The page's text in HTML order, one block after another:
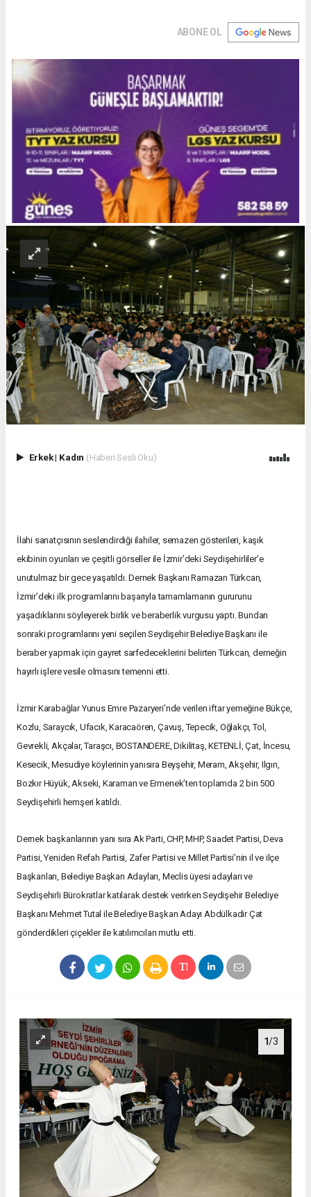
ABONE OL
Erkek| Kadın (Haberi Sesli Oku)
İlahi sanatçısının seslendirdiği ilahiler, semazen gösterileri, kaşık
ekibinin oyunları ve çeşitli görseller ile İzmir’deki Seydişehirliler’e
unutulmaz bir gece yaşatıldı. Dernek Başkanı Ramazan Türkcan,
İzmir’deki ilk programlarını başarıyla tamamlamanın gururunu
yaşadıklarını söyleyerek birlik ve beraberlik vurgusu yaptı. Bundan
sonraki programlarını yeni seçilen Seydişehir Belediye Başkanı ile
beraber yapmak için gayret sarfedeceklerini belirten Türkcan, derneğin
hayırlı işlere vesile olmasını temenni etti.
İzmir Karabağlar Yunus Emre Pazaryeri’nde verilen iftar yemeğine Bükçe,
Kozlu, Saraycık, Ufacık, Karacaören, Çavuş, Tepecik, Oğlakçı, Tol,
Gevrekli, Akçalar, Taraşcı, BOSTANDERE, Dikilitaş, KETENLİ, Çat, İncesu,
Kesecik, Mesudiye köylerinin yanısıra Beyşehir, Meram, Akşehir, Ilgın,
Bozkır Hüyük, Akseki, Karaman ve Ermenek’ten toplamda 2 bin 500
Seydişehirli hemşeri katıldı.
Dernek başkanlarının yanı sıra Ak Parti, CHP, MHP, Saadet Partisi, Deva
Partisi, Yeniden Refah Partisi, Zafer Partisi ve Millet Partisi’nin il ve ilçe
Başkanları, Belediye Başkan Adayları, Meclis üyesi adayları ve
Seydişehirli Bürokratlar katılarak destek verirken Seydişehir Belediye
Başkanı Mehmet Tutal ile Belediye Başkan Adayı Abdülkadir Çat
gönderdikleri çiçekler ile katılımcıları mutlu etti.
1/3